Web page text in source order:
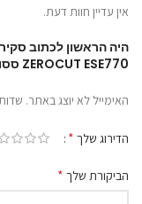
אין עדיין חוות דעת.
ZEROCUT ESE770 ססוניק”
האימייל לא יוצג באתר.
הדירוג שלך *
הביקורת שלך *